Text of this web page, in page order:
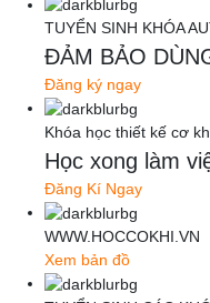
TUYỂN SINH KHÓA
ĐẢM BẢO
Đăng ký ngay
Khóa học thiết kế cơ
Học xong làm
Đăng Kí Ngay
WWW.HOCCOKHI.VN
Xem bản đồ